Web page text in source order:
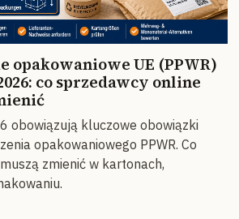
opakowaniowe UE (PPWR)
co sprzedawcy online
obowiązują kluczowe obowiązki
opakowaniowego PPWR. Co
zmienić w kartonach,